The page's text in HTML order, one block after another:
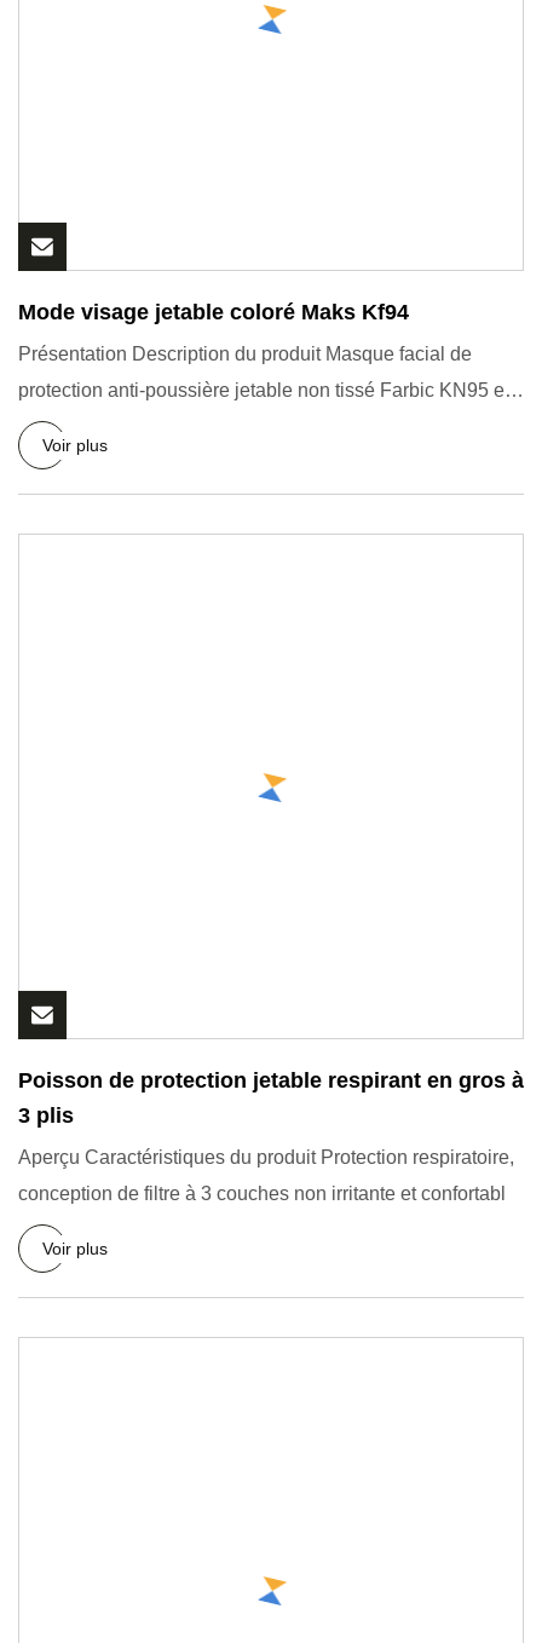
Mode visage jetable coloré Maks Kf94
Présentation Description du produit Masque facial de
protection anti-poussière jetable non tissé Farbic KN95 en
forme de
Voir plus
Poisson de protection jetable respirant en gros à
3 plis
Aperçu Caractéristiques du produit Protection respiratoire,
conception de filtre à 3 couches non irritante et confortabl
Voir plus